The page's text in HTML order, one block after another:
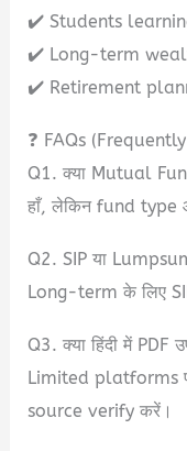
✔️ Students
✔️ Long-term
✔️ Retirement
❓ FAQs
Q1. क्या Mutual
हाँ, लेकिन fund type
Q2. SIP या
Long-term के लिए
Q3. क्या हिंदी में PDF
Limited platforms
source verify करें।